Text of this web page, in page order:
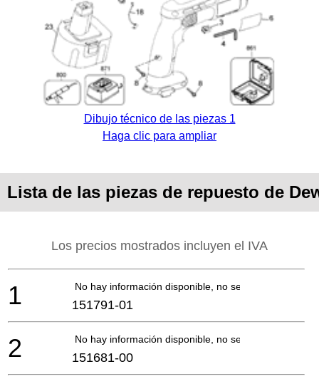
Dibujo técnico de las piezas 1
Haga clic para ampliar
Lista de las piezas de repuesto de
Los precios mostrados incluyen el IVA
No hay información disponible, no se puede pedir
1 151791-01
No hay información disponible, no se puede pedir
2 151681-00